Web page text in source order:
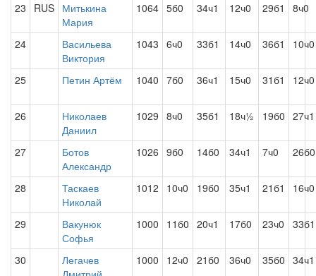
23 RUS Митькина
Мария
1064 5б0 34ч1 12ч0 29б1 8ч0
24
Васильева
Виктория
1043 6ч0 33б1 14ч0 36б1 10ч0
25 Петин Артём 1040 7б0 36ч1 15ч0 31б1 12ч0
26
Николаев
Даниил
1029 8ч0 35б1 18ч½ 19б0 27ч1
27
Ботов
Александр
1026 9б0 14б0 34ч1 7ч0 26б0
28
Таскаев
Николай
1012 10ч0 19б0 35ч1 21б1 16ч0
29
Вакунюк
Софья
1000 11б0 20ч1 17б0 23ч0 33б1
30
Легачев
1000 12ч0 21б0 36ч0 35б0 34ч1